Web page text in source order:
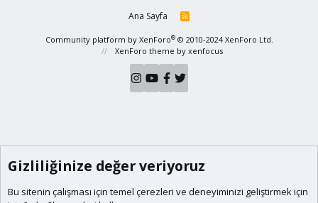
Ana Sayfa
R
S
Community platform by XenForo® © 2010-2024 XenForo Ltd.
XenForo theme by xenfocus
Gizliliğinize değer veriyoruz
Bu sitenin çalışması için temel çerezleri ve deneyiminizi geliştirmek için